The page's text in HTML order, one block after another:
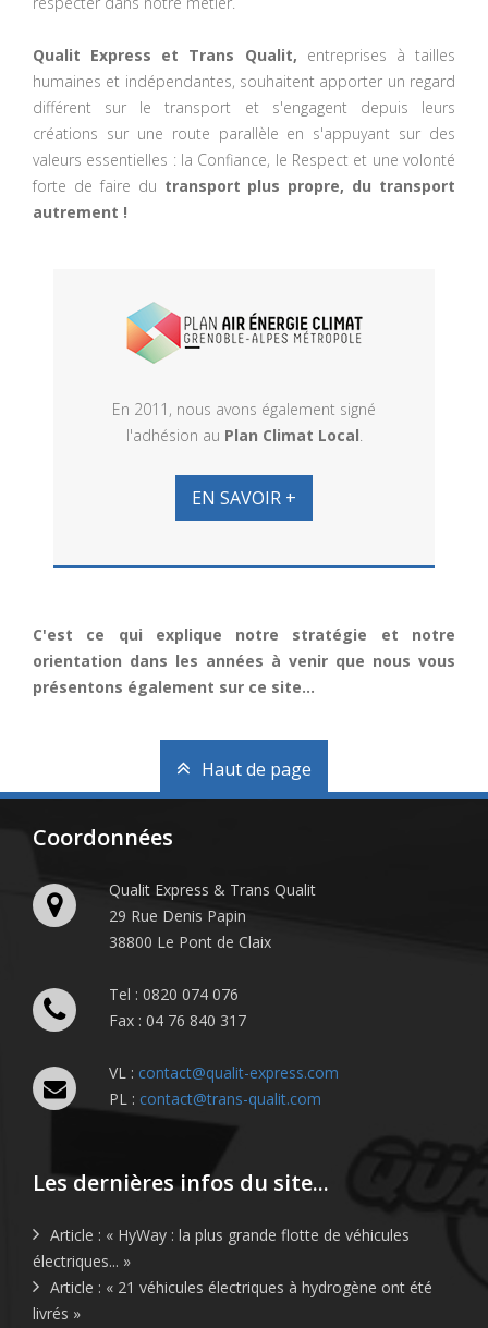
Qualit Express et Trans Qualit, entreprises à tailles
humaines et indépendantes, souhaitent apporter un regard
différent sur le transport et s'engagent depuis leurs
créations sur une route parallèle en s'appuyant sur des
valeurs essentielles : la Confiance, le Respect et une volonté
forte de faire du transport plus propre, du transport
autrement !
En 2011, nous avons également signé
l'adhésion au Plan Climat Local.
EN SAVOIR +
C'est ce qui explique notre stratégie et notre
orientation dans les années à venir que nous vous
présentons également sur ce site...
Haut de page
Coordonnées
Qualit Express & Trans Qualit
29 Rue Denis Papin
38800 Le Pont de Claix
Tel : 0820 074 076
Fax : 04 76 840 317
VL : contact@qualit-express.com
PL : contact@trans-qualit.com
Les dernières infos du site...
Article : « HyWay : la plus grande flotte de véhicules
électriques... »
Article : « 21 véhicules électriques à hydrogène ont été
livrés »